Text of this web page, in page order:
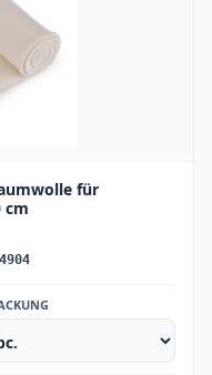
für
cm